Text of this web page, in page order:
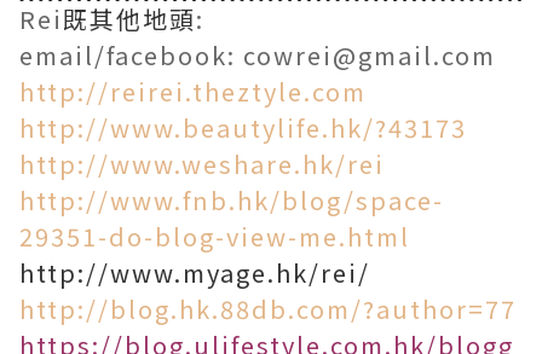
Rei既其他地頭:
email/facebook: cowrei@gmail.com
http://reirei.theztyle.com
http://www.beautylife.hk/?43173
http://www.weshare.hk/rei
http://www.fnb.hk/blog/space-
29351-do-blog-view-me.html
http://www.myage.hk/rei/
http://blog.hk.88db.com/?author=77
https://blog.ulifestyle.com.hk/blogg